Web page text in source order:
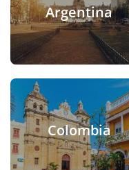
Argentina
Colombia